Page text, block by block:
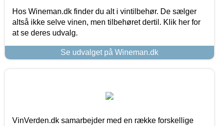
Hos Wineman.dk finder du alt i vintilbehør. De sælger
altså ikke selve vinen, men tilbehøret dertil. Klik her for
at se deres udvalg.
Se udvalget på Wineman.dk
VinVerden.dk samarbejder med en række forskellige